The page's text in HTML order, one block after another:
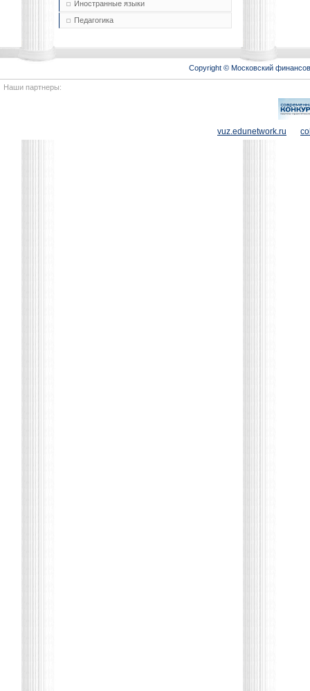
Иностранные языки
Педагогика
Copyright © Московский
Наши партнеры:
vuz.edunetwork.ru